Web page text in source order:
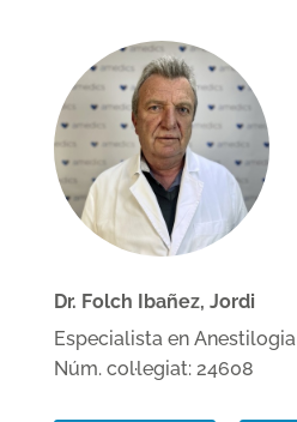
Dr. Folch Ibañez, Jordi
Especialista en
Núm. col·legiat: 24608